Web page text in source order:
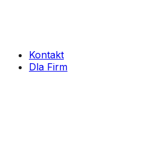
Kontakt
Dla Firm